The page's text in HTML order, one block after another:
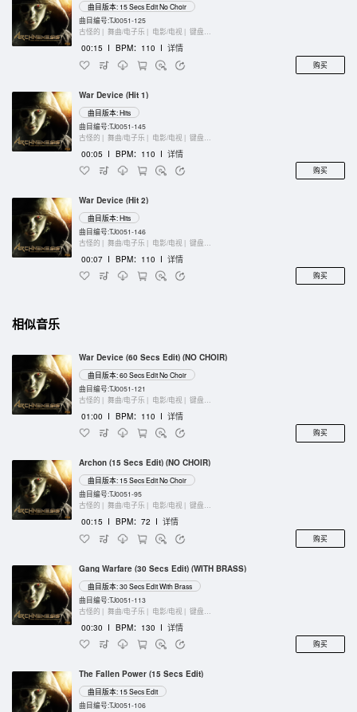
曲目版本: 15 Secs Edit No Choir
曲目编号:TJ0051-125
古怪的 | 舞曲/电子乐 | 电影/电视 | 键盘乐器
00:15 I BPM：110 I 详情
购买
War Device (Hit 1)
曲目版本: Hits
曲目编号:TJ0051-145
古怪的 | 舞曲/电子乐 | 电影/电视 | 键盘乐器
00:05 I BPM：110 I 详情
购买
War Device (Hit 2)
曲目版本: Hits
曲目编号:TJ0051-146
古怪的 | 舞曲/电子乐 | 电影/电视 | 键盘乐器
00:07 I BPM：110 I 详情
购买
相似音乐
War Device (60 Secs Edit) (NO CHOIR)
曲目版本: 60 Secs Edit No Choir
曲目编号:TJ0051-121
古怪的 | 舞曲/电子乐 | 电影/电视 | 键盘乐器
01:00 I BPM：110 I 详情
购买
Archon (15 Secs Edit) (NO CHOIR)
曲目版本: 15 Secs Edit No Choir
曲目编号:TJ0051-95
古怪的 | 舞曲/电子乐 | 电影/电视 | 键盘乐器
00:15 I BPM：72 I 详情
购买
Gang Warfare (30 Secs Edit) (WITH BRASS)
曲目版本: 30 Secs Edit With Brass
曲目编号:TJ0051-113
古怪的 | 舞曲/电子乐 | 电影/电视 | 键盘乐器
00:30 I BPM：130 I 详情
购买
The Fallen Power (15 Secs Edit)
曲目版本: 15 Secs Edit
曲目编号:TJ0051-106